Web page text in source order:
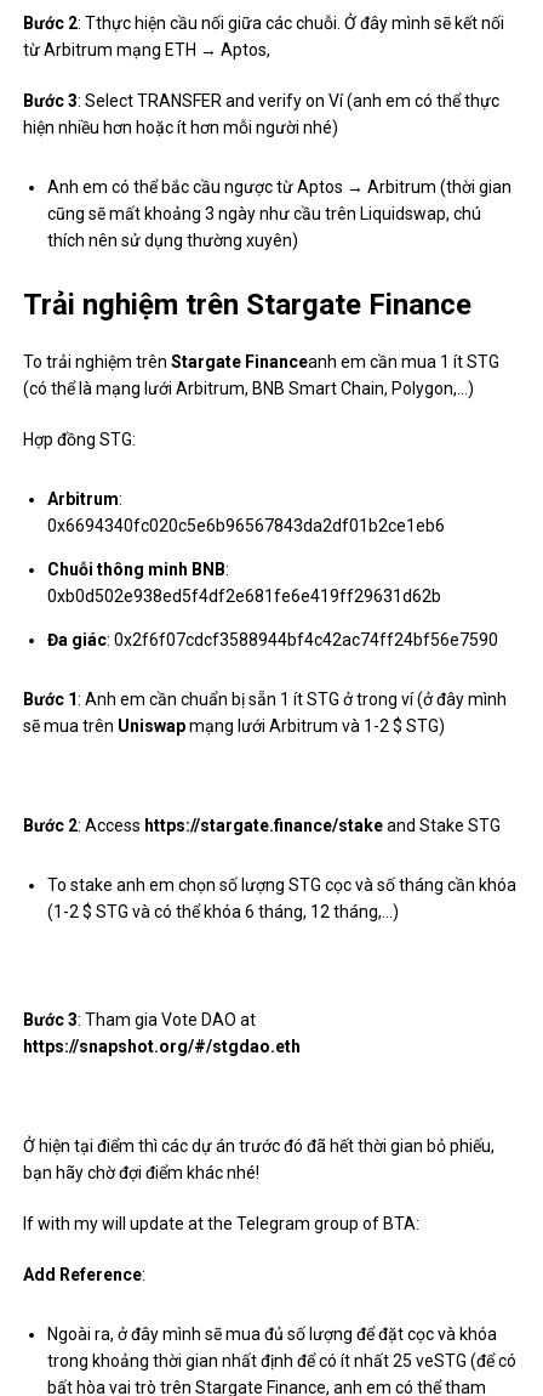
Bước 2: Tthực hiện cầu nối giữa các chuỗi. Ở đây mình sẽ kết nối
từ Arbitrum mạng ETH → Aptos,
Bước 3: Select TRANSFER and verify on Ví (anh em có thể thực
hiện nhiều hơn hoặc ít hơn mỗi người nhé)
Anh em có thể bắc cầu ngược từ Aptos → Arbitrum (thời gian
cũng sẽ mất khoảng 3 ngày như cầu trên Liquidswap, chú
thích nên sử dụng thường xuyên)
Trải nghiệm trên Stargate Finance
To trải nghiệm trênStargate Financeanh em cần mua 1 ít STG
(có thể là mạng lưới Arbitrum, BNB Smart Chain, Polygon,…)
Hợp đồng STG:
Arbitrum:
0x6694340fc020c5e6b96567843da2df01b2ce1eb6
Chuỗi thông minh BNB:
0xb0d502e938ed5f4df2e681fe6e419ff29631d62b
Đa giác: 0x2f6f07cdcf3588944bf4c42ac74ff24bf56e7590
Bước 1: Anh em cần chuẩn bị sẵn 1 ít STG ở trong ví (ở đây mình
sẽ mua trên Uniswapmạng lưới Arbitrum và 1-2 $ STG)
Bước 2: Access https://stargate.finance/stakeand Stake STG
To stake anh em chọn số lượng STG cọc và số tháng cần khóa
(1-2 $ STG và có thể khóa 6 tháng, 12 tháng,…)
Bước 3: Tham gia Vote DAO at
https://snapshot.org/#/stgdao.eth
Ở hiện tại điểm thì các dự án trước đó đã hết thời gian bỏ phiếu,
bạn hãy chờ đợi điểm khác nhé!
If with my will update at the Telegram group of BTA:
Add Reference:
Ngoài ra, ở đây mình sẽ mua đủ số lượng để đặt cọc và khóa
trong khoảng thời gian nhất định để có ít nhất 25 veSTG (để có
bất hòa vai trò trên Stargate Finance, anh em có thể tham